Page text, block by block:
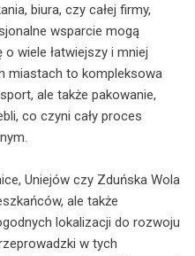
biura, czy całej firmy,
wsparcie mogą
wiele łatwiejszy i mniej
miastach to kompleksowa
ale także pakowanie,
co czyni cały proces
Uniejów czy Zduńska Wola
ale także
lokalizacji do rozwoju
w tych